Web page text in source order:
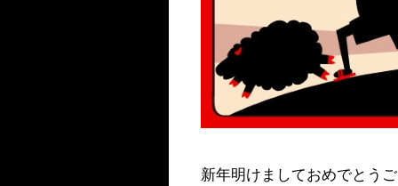
新年明けましておめでとう